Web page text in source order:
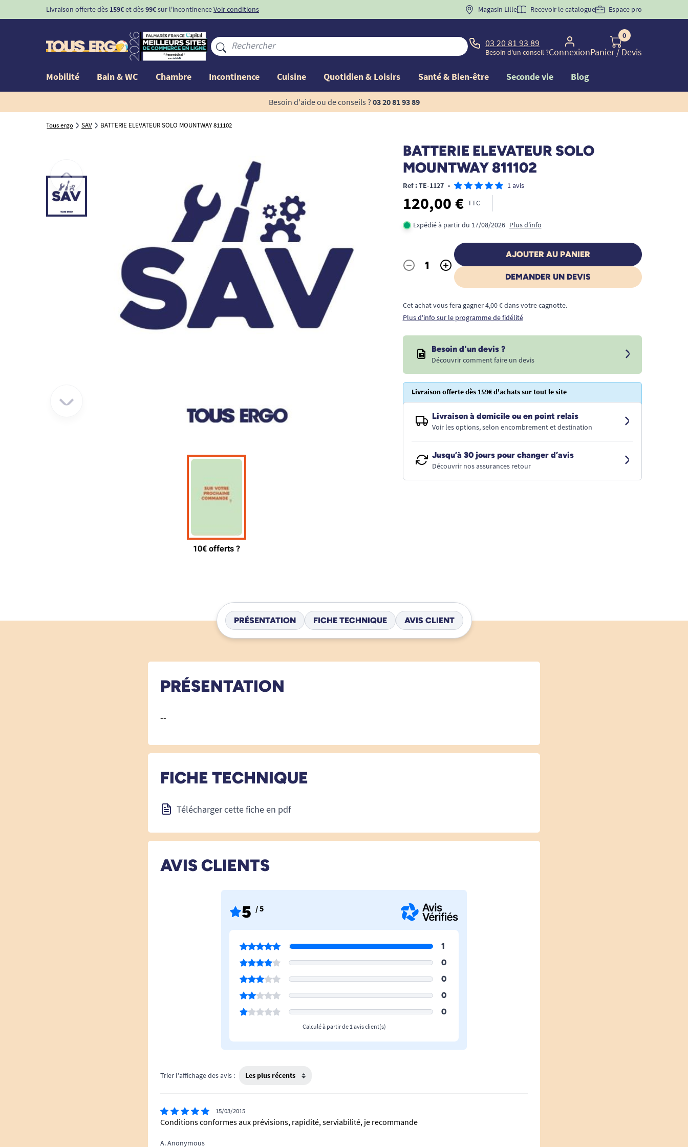
Livraison offerte dès 159€et dès99€sur l'incontinenceVoir conditions BIENVENUE" pourla 1ère commande d'incontinence
Magasin Lille Recevoir le catalogue Espace pro
03 20 81 93 89
Besoin d'un conseil ?Connexion
0
Panier/ Devis
Mobilité Bain & WC Chambre Incontinence Cuisine Quotidien & Loisirs Santé & Bien-être Seconde vie Blog
Besoin d'aide ou de conseils ? 03 20 81 93 89
Tous ergo SAV BATTERIE ELEVATEUR SOLO MOUNTWAY 811102
BATTERIE ELEVATEUR SOLO
MOUNTWAY 811102
Ref : TE-1127 • 1 avis
120,00 € TTC
Expédié à partir du 17/08/2026 Plus d'info
Quantité
- +
AJOUTER AU PANIER
DEMANDER UN DEVIS
Cet achat vous fera gagner 4,00 € dans votre cagnotte.
Plus d'info sur le programme de fidélité
Besoin d'un devis ?
Découvrir comment faire un devis
Livraison offerte dès 159€ d'achats sur tout le site
Livraison à domicile ou en point relais
Voir les options, selon encombrement et destination
Jusqu’à 30 jours pour changer d’avis
Découvrir nos assurances retour
PRÉSENTATION FICHE TECHNIQUE AVIS CLIENT
PRÉSENTATION
--
FICHE TECHNIQUE
Télécharger cette fiche en pdf
AVIS CLIENTS
5 / 5
1
0
0
0
0
Calculé à partir de 1 avis client(s)
Trier l'affichage des avis :
15/03/2015
Conditions conformes aux prévisions, rapidité, serviabilité, je recommande
A. Anonymous